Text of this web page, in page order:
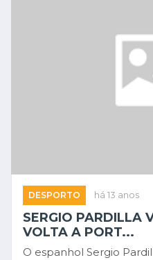
DESPORTO há 13 anos
SERGIO PARDILLA
VOLTA A PORT...
O espanhol Sergio